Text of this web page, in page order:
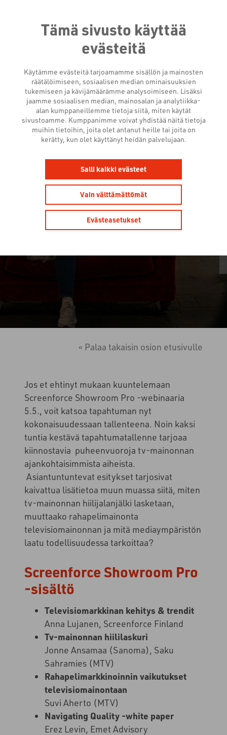
Tämä sivusto käyttää
evästeitä
Käytämme evästeitä tarjoamamme sisällön ja mainosten
räätälöimiseen, sosiaalisen median ominaisuuksien
tukemiseen ja kävijämäärämme analysoimiseen. Lisäksi
jaamme sosiaalisen median, mainosalan ja analytiikka-
alan kumppaneillemme tietoja siitä, miten käytät
sivustoamme. Kumppanimme voivat yhdistää näitä tietoja
muihin tietoihin, joita olet antanut heille tai joita on
kerätty, kun olet käyttänyt heidän palvelujaan.
Salli kaikki evästeet
Vain välttämättömät
Evästeasetukset
KATSO TALLENNE:
SCREENFORCE SHOWROOM
PRO 5.5.
26.5.2026 Tapahtumat ja koulutukset
« Palaa takaisin osion etusivulle
Jos et ehtinyt mukaan kuuntelemaan
Screenforce Showroom Pro -webinaaria
5.5., voit katsoa tapahtuman nyt
kokonaisuudessaan tallenteena. Noin kaksi
tuntia kestävä tapahtumatallenne tarjoaa
kiinnostavia puheenvuoroja tv-mainonnan
ajankohtaisimmista aiheista.
Asiantuntuntevat esitykset tarjosivat
kaivattua lisätietoa muun muassa siitä, miten
tv-mainonnan hiilijalanjälki lasketaan,
muuttaako rahapelimainonta
televisiomainonnan ja mitä mediaympäristön
laatu todellisuudessa tarkoittaa?
Screenforce Showroom Pro
-sisältö
Televisiomarkkinan kehitys & trendit
Anna Lujanen, Screenforce Finland
Tv-mainonnan hiililaskuri
Jonne Ansamaa (Sanoma), Saku
Sahramies (MTV)
Rahapelimarkkinoinnin vaikutukset
televisiomainontaan
Suvi Aherto (MTV)
Navigating Quality -white paper
Erez Levin, Emet Advisory